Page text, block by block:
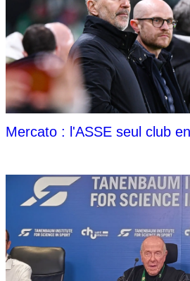
Mercato : l'ASSE seul club